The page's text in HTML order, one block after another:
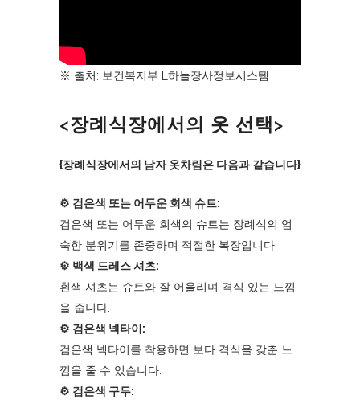
※ 출처: 보건복지부 E하늘장사정보시스템
<장례식장에서의 옷 선택>
{장례식장에서의 남자 옷차림은 다음과 같습니다}
⚙︎ 검은색 또는 어두운 회색 슈트:
검은색 또는 어두운 회색의 슈트는 장례식의 엄
숙한 분위기를 존중하며 적절한 복장입니다.
⚙︎ 백색 드레스 셔츠:
흰색 셔츠는 슈트와 잘 어울리며 격식 있는 느낌
을 줍니다.
⚙︎ 검은색 넥타이:
검은색 넥타이를 착용하면 보다 격식을 갖춘 느
낌을 줄 수 있습니다.
⚙︎ 검은색 구두: